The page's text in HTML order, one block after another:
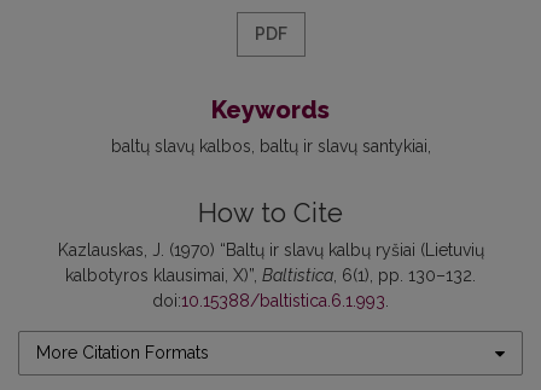
PDF
Keywords
baltų slavų kalbos baltų ir slavų santykiai
How to Cite
Kazlauskas, J. (1970) “Baltų ir slavų kalbų ryšiai (Lietuvių
kalbotyros klausimai, X)”, Baltistica, 6(1), pp. 130–132.
doi:10.15388/baltistica.6.1.993.
More Citation Formats